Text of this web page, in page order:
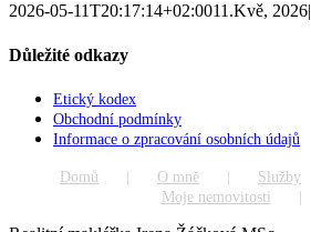
2026-05-11T20:17:14+02:0011.Kvě, 2026|
Důležité odkazy
Etický kodex
Obchodní podmínky
Informace o zpracování osobních údajů
Domů O mně Služby
Moje nemovitosti